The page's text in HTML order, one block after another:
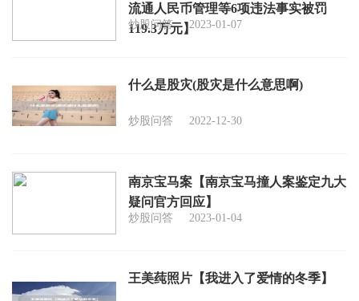
流通人民币管理等6项违法事实被罚
119.3万元】
炒股问答 2023-01-07
什么是股灾(股灾是什么意思啊)
炒股问答 2022-12-30
南京宝马案【南京宝马撞人案鉴定九大
疑问官方回应】
炒股问答 2023-01-04
王美莼照片【我进入了爱情的冬季】